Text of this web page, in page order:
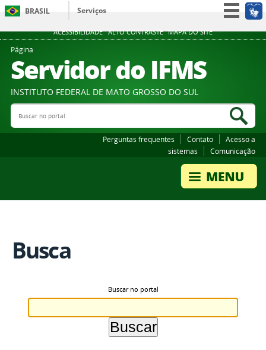
ACESSIBILIDADE ALTO CONTRASTE MAPA DO SITE
BRASIL
Serviços
Participe
Legislação
Canais
Página
Servidor do IFMS
INSTITUTO FEDERAL DE MATO GROSSO DO SUL
Buscar no portal
Perguntas frequentes Contato
Acesso a
sistemas
Comunicação
Busca
Buscar no portal